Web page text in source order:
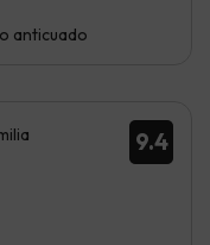
anticuado
9.4